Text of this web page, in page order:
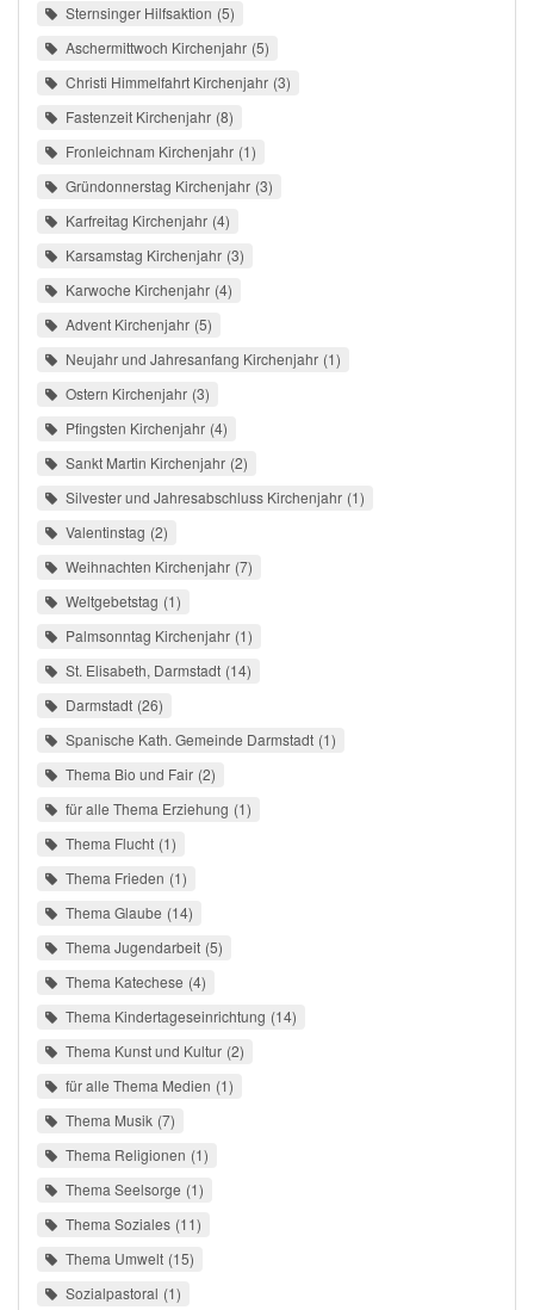
Sternsinger Hilfsaktion 5
Aschermittwoch Kirchenjahr 5
Christi Himmelfahrt Kirchenjahr 3
Fastenzeit Kirchenjahr 8
Fronleichnam Kirchenjahr 1
Gründonnerstag Kirchenjahr 3
Karfreitag Kirchenjahr 4
Karsamstag Kirchenjahr 3
Karwoche Kirchenjahr 4
Advent Kirchenjahr 5
Neujahr und Jahresanfang Kirchenjahr 1
Ostern Kirchenjahr 3
Pfingsten Kirchenjahr 4
Sankt Martin Kirchenjahr 2
Silvester und Jahresabschluss Kirchenjahr 1
Valentinstag 2
Weihnachten Kirchenjahr 7
Weltgebetstag 1
Palmsonntag Kirchenjahr 1
St. Elisabeth, Darmstadt 14
Darmstadt 26
Spanische Kath. Gemeinde Darmstadt 1
Thema Bio und Fair 2
für alle Thema Erziehung 1
Thema Flucht 1
Thema Frieden 1
Thema Glaube 14
Thema Jugendarbeit 5
Thema Katechese 4
Thema Kindertageseinrichtung 14
Thema Kunst und Kultur 2
für alle Thema Medien 1
Thema Musik 7
Thema Religionen 1
Thema Seelsorge 1
Thema Soziales 11
Thema Umwelt 15
Sozialpastoral 1